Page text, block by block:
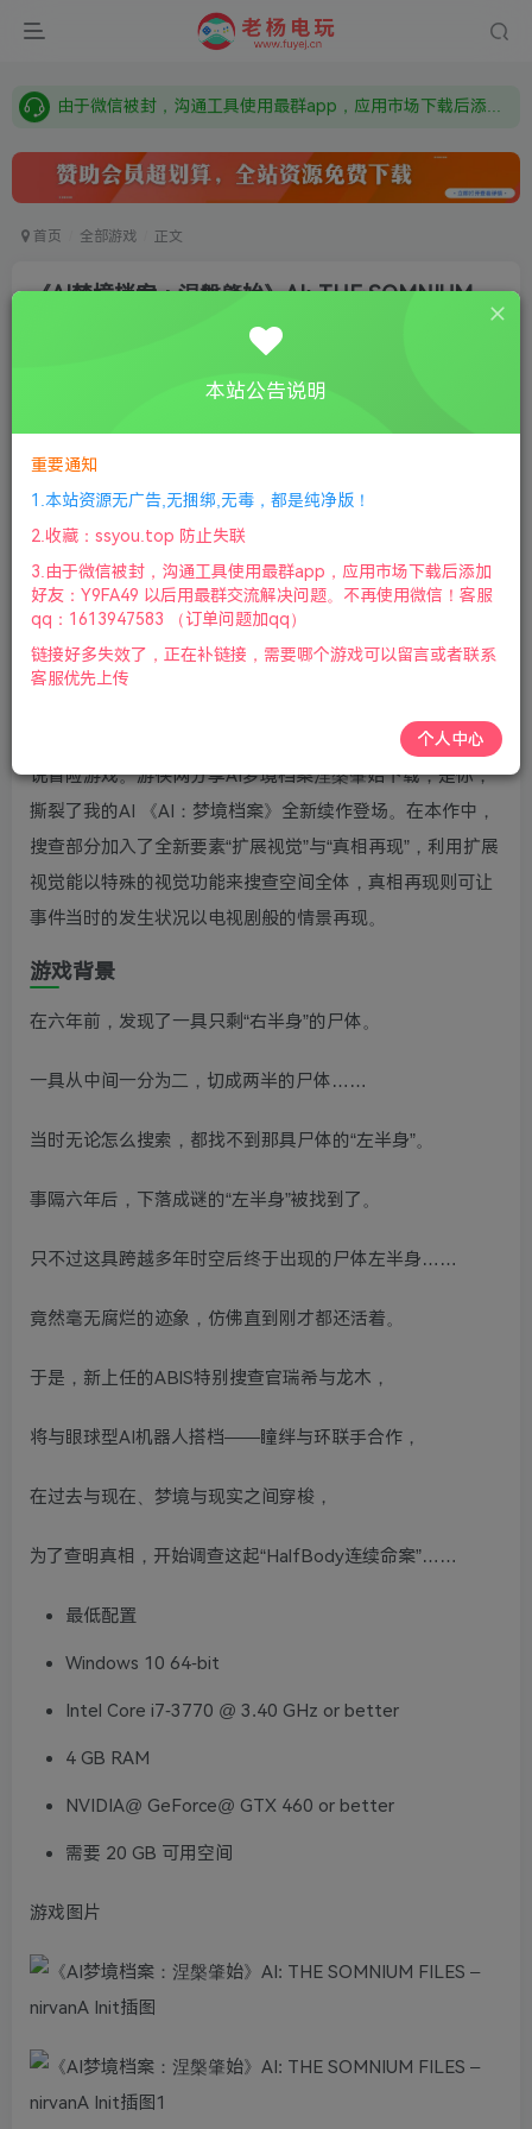
需要什么游戏请联系客服，若链接失效请联系客服，百度网盘边上的激活码也是解压密码
由于微信被封，沟通工具使用最群app，应用市场下载后添加好友：Y9FA49 以后用最群交流解决问题。不再使用微信！
首页 全部游戏 正文
《AI梦境档案：涅槃肇始》AI: THE SOMNIUM
①下载安装教程
库下载 ④ DX修复下载
版本介绍：中文版|容量14.1GB|官方简体中文|支持键盘.鼠
标.手柄|2022年6月25号更新
游戏视频预览： 点击查看
游戏介绍
AI:梦境档案 涅槃肇始是一款超现实科幻未来推理动漫互动小
说冒险游戏。游侠网分享AI梦境档案涅槃肇始下载，是你，
撕裂了我的AI 《AI：梦境档案》全新续作登场。在本作中，
搜查部分加入了全新要素“扩展视觉”与“真相再现”，利用扩展
视觉能以特殊的视觉功能来搜查空间全体，真相再现则可让
事件当时的发生状况以电视剧般的情景再现。
游戏背景
在六年前，发现了一具只剩“右半身”的尸体。
一具从中间一分为二，切成两半的尸体……
当时无论怎么搜索，都找不到那具尸体的“左半身”。
事隔六年后，下落成谜的“左半身”被找到了。
只不过这具跨越多年时空后终于出现的尸体左半身……
竟然毫无腐烂的迹象，仿佛直到刚才都还活着。
于是，新上任的ABIS特别搜查官瑞希与龙木，
将与眼球型AI机器人搭档――瞳绊与环联手合作，
在过去与现在、梦境与现实之间穿梭，
为了查明真相，开始调查这起“HalfBody连续命案”……
最低配置
Windows 10 64-bit
Intel Core i7-3770 @ 3.40 GHz or better
4 GB RAM
NVIDIA@ GeForce@ GTX 460 or better
需要 20 GB 可用空间
游戏图片
本站公告说明
重要通知
1.本站资源无广告,无捆绑,无毒，都是纯净版！
2.收藏：ssyou.top 防止失联
3.由于微信被封，沟通工具使用最群app，应用市场下载后添加
好友：Y9FA49 以后用最群交流解决问题。不再使用微信！客服
qq：1613947583 （订单问题加qq）
链接好多失效了，正在补链接，需要哪个游戏可以留言或者联系
客服优先上传
个人中心